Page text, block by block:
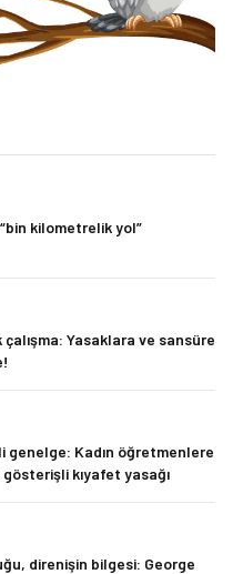
kilometrelik yol”
çalışma: Yasaklara ve sansüre
genelge: Kadın öğretmenlere
gösterişli kıyafet yasağı
direnişin bilgesi: George